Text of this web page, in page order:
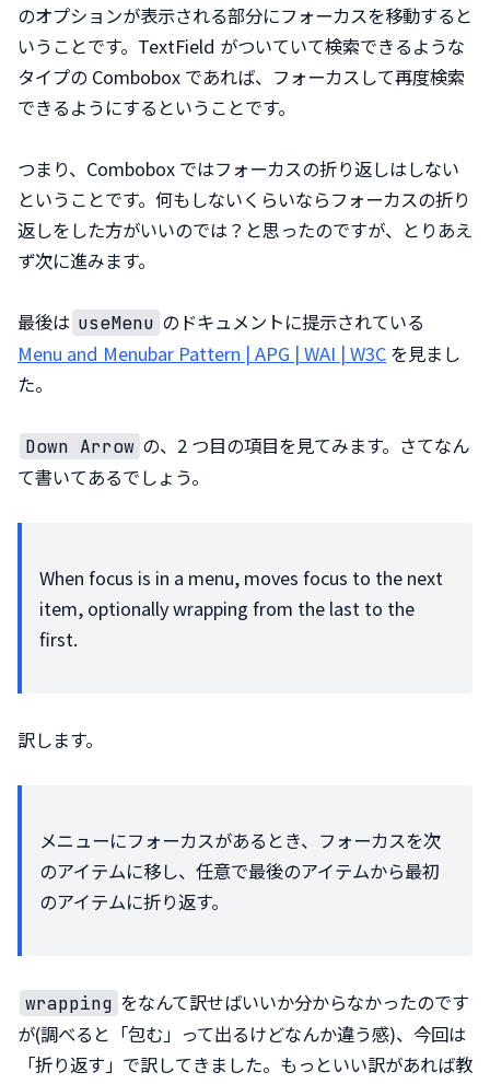
のオプションが表示される部分にフォーカスを移動すると
いうことです。TextField がついていて検索できるような
タイプの Combobox であれば、フォーカスして再度検索
できるようにするということです。
つまり、Combobox ではフォーカスの折り返しはしない
ということです。何もしないくらいならフォーカスの折り
返しをした方がいいのでは？と思ったのですが、とりあえ
ず次に進みます。
最後は useMenu
Menu and Menubar Pattern | APG | WAI | W3C を見まし
た。
Down Arrow の、2 つ目の項目を見てみます。さてなん
て書いてあるでしょう。
When focus is in a menu, moves focus to the next
item, optionally wrapping from the last to the
first.
訳します。
メニューにフォーカスがあるとき、フォーカスを次
のアイテムに移し、任意で最後のアイテムから最初
のアイテムに折り返す。
wrapping をなんて訳せばいいか分からなかったのです
が(調べると「包む」って出るけどなんか違う感)、今回は
「折り返す」で訳してきました。もっといい訳があれば教